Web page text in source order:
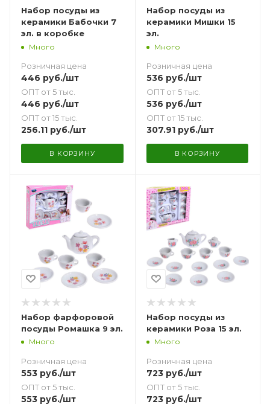
Набор посуды из
керамики Бабочки 7
эл. в коробке
Много
Розничная цена
446 руб./шт
ОПТ от 5 тыс.
446 руб./шт
ОПТ от 15 тыс.
256.11 руб./шт
В КОРЗИНУ
Набор посуды из
керамики Мишки 15
эл.
Много
Розничная цена
536 руб./шт
ОПТ от 5 тыс.
536 руб./шт
ОПТ от 15 тыс.
307.91руб./шт
В КОРЗИНУ
Набор фарфоровой
посуды Ромашка 9 эл.
Много
Розничная цена
553 руб./шт
ОПТ от 5 тыс.
553 руб./шт
Набор посуды из
керамики Роза 15 эл.
Много
Розничная цена
723руб./шт
ОПТ от 5 тыс.
723руб./шт